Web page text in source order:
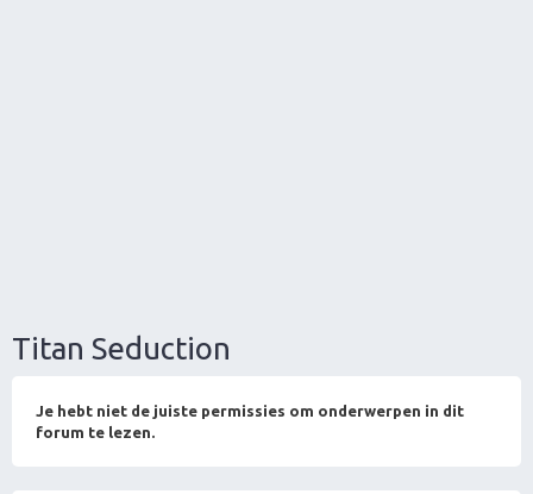
Titan Seduction
Je hebt niet de juiste permissies om onderwerpen in dit
forum te lezen.